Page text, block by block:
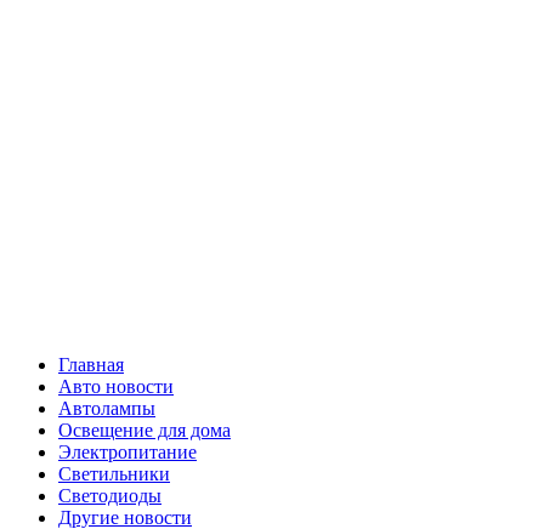
Главная
Авто новости
Автолампы
Освещение для дома
Электропитание
Светильники
Светодиоды
Другие новости